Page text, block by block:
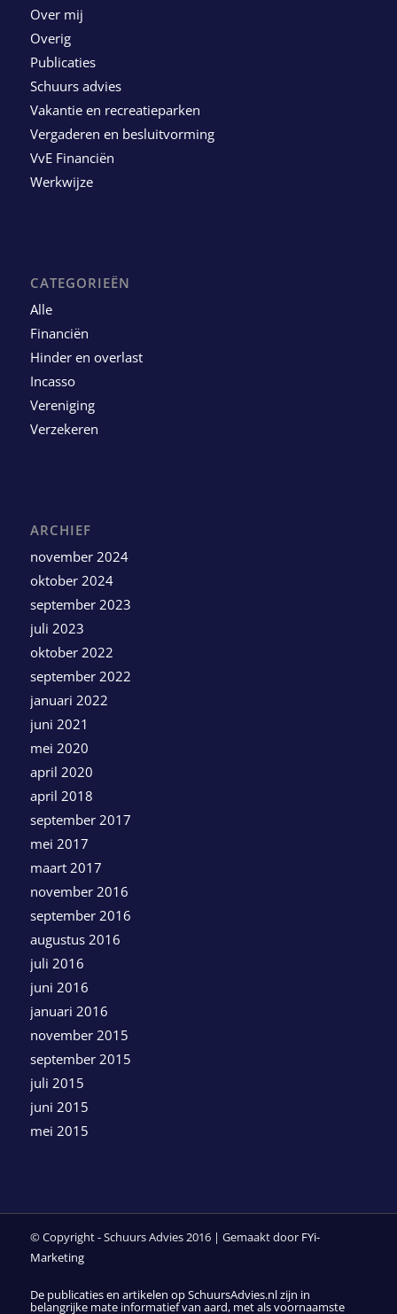
Over mij
Overig
Publicaties
Schuurs advies
Vakantie en recreatieparken
Vergaderen en besluitvorming
VvE Financiën
Werkwijze
CATEGORIEËN
Alle
Financiën
Hinder en overlast
Incasso
Vereniging
Verzekeren
ARCHIEF
november 2024
oktober 2024
september 2023
juli 2023
oktober 2022
september 2022
januari 2022
juni 2021
mei 2020
april 2020
april 2018
september 2017
mei 2017
maart 2017
november 2016
september 2016
augustus 2016
juli 2016
juni 2016
januari 2016
november 2015
september 2015
juli 2015
juni 2015
mei 2015
© Copyright - Schuurs Advies 2016 | Gemaakt door FYi-
Marketing
De publicaties en artikelen op SchuursAdvies.nl zijn in
belangrijke mate informatief van aard, met als voornaamste